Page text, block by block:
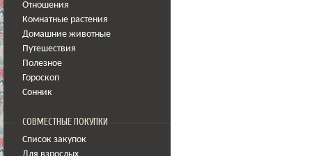
Отношения
Комнатные растения
Домашние животные
Путешествия
Полезное
Гороскоп
Сонник
СОВМЕСТНЫЕ ПОКУПКИ
Список закупок